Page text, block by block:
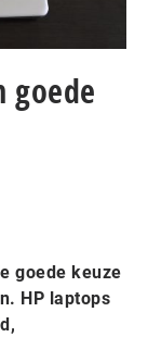
goede
goede keuze
HP laptops